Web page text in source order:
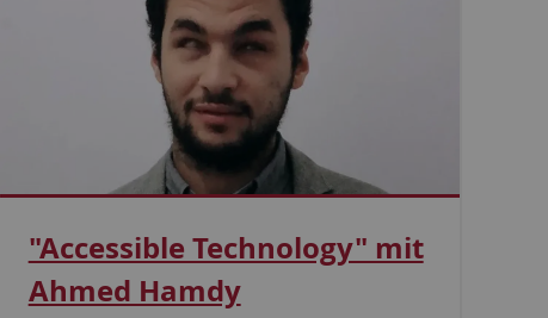
"Accessible Technology" mit
Ahmed Hamdy